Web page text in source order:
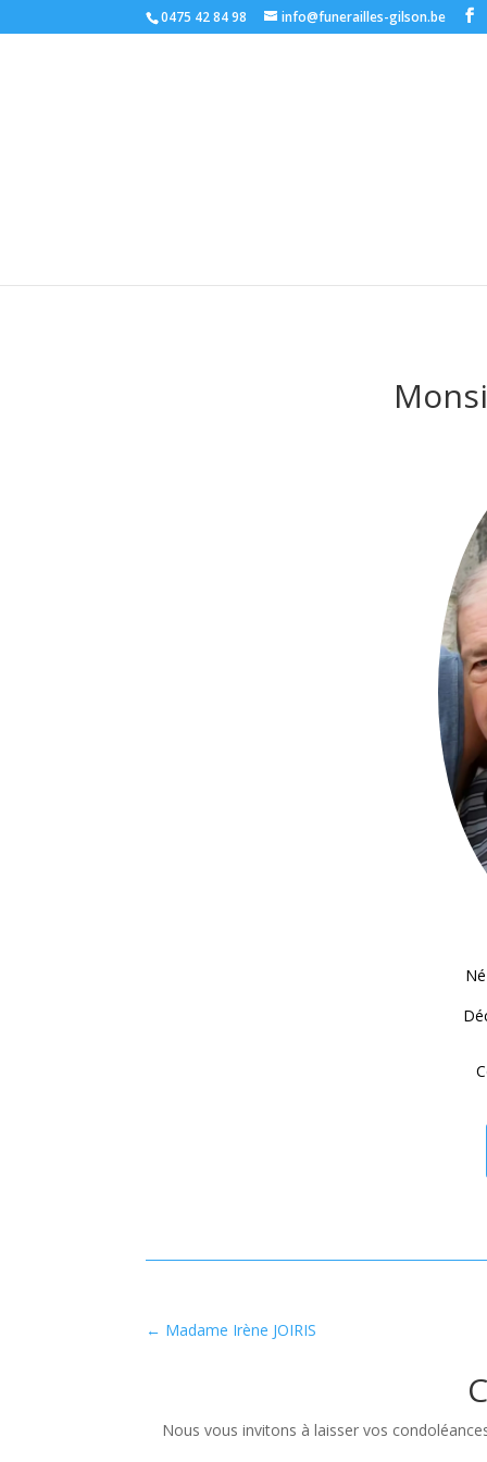
0475 42 84 98 info@funerailles-gilson.be
← Madame Irène JOIRIS
Nous vous invitons à laisser vos